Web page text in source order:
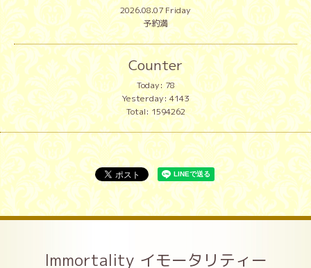
2026.08.07 Friday
予約満
Counter
Today:78
Yesterday:4143
Total:1594262
Immortality イモータリティー